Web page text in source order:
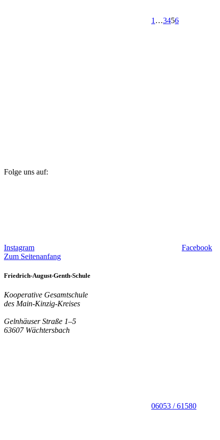
1 …3456
Folge uns auf:
Instagram
Facebook
Zum Seitenanfang
Friedrich-August-Genth-Schule
Kooperative Gesamtschule
des Main-Kinzig-Kreises
Gelnhäuser Straße 1–5
63607 Wächtersbach
06053 / 61580